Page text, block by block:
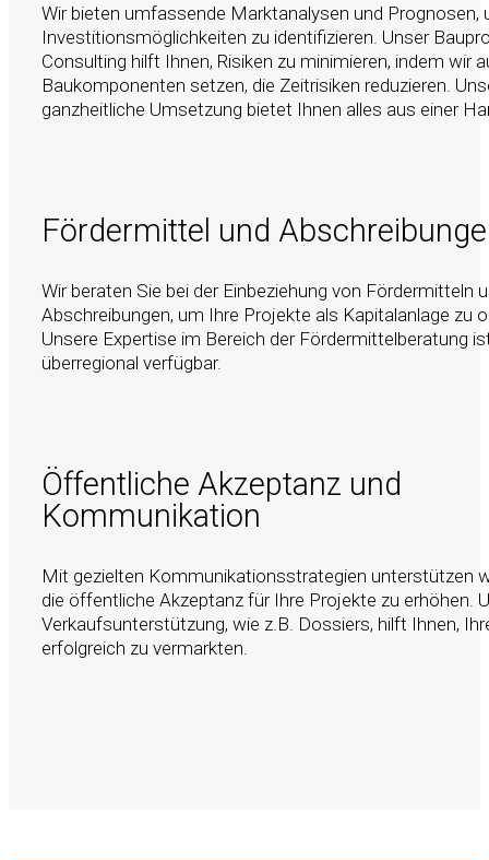
Wir bieten umfassende Marktanalysen und Prognosen,
Investitionsmöglichkeiten zu identifizieren. Unser
Consulting hilft Ihnen, Risiken zu minimieren, indem wir
Baukomponenten setzen, die Zeitrisiken reduzieren.
ganzheitliche Umsetzung bietet Ihnen alles aus einer
Fördermittel und
Wir beraten Sie bei der Einbeziehung von Fördermitteln
Abschreibungen, um Ihre Projekte als Kapitalanlage zu
Unsere Expertise im Bereich der Fördermittelberatung
überregional verfügbar.
Öffentliche Akzeptanz und
Kommunikation
Mit gezielten Kommunikationsstrategien unterstützen
die öffentliche Akzeptanz für Ihre Projekte zu erhöhen.
Verkaufsunterstützung, wie z.B. Dossiers, hilft Ihnen,
erfolgreich zu vermarkten.